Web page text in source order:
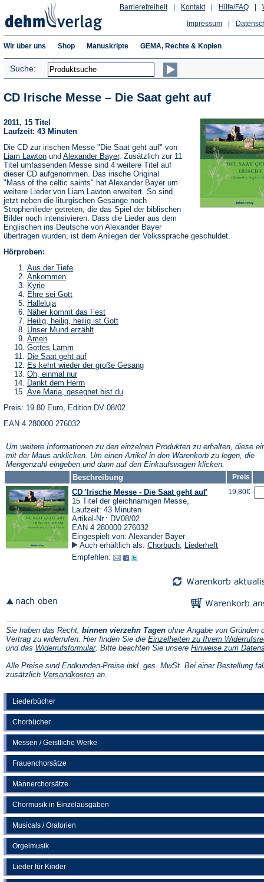
Hilfe/FAQ
Kontakt
Barrierefreiheit
Impressum
Wir über uns Shop Manuskripte GEMA, Rechte & Kopien
Suche:
Liederbücher
Chorbücher
Messen / Geistliche Werke
Frauenchorsätze
Männerchorsätze
Chormusik in Einzelausgaben
Musicals / Oratorien
Orgelmusik
Lieder für Kinder
CD Irische Messe – Die Saat geht auf
2011, 15 Titel
Laufzeit: 43 Minuten
Die CD zur irischen Messe "Die Saat geht auf" von
Liam Lawton und Alexander Bayer. Zusätzlich zur 11
Titel umfassenden Messe sind 4 weitere Titel auf
dieser CD aufgenommen. Das irische Original
"Mass of the celtic saints" hat Alexander Bayer um
weitere Lieder von Liam Lawton erweitert. So sind
jetzt neben die liturgischen Gesänge noch
Strophenlieder getreten, die das Spiel der biblischen
Bilder noch intensivieren. Dass die Lieder aus dem
Englischen ins Deutsche von Alexander Bayer
übertragen wurden, ist dem Anliegen der Volkssprache geschuldet.
Hörproben:
Aus der Tiefe
Ankommen
Kyrie
Ehre sei Gott
Halleluja
Näher kommt das Fest
Heilig, heilig, heilig ist Gott
Unser Mund erzählt
Amen
Gottes Lamm
Die Saat geht auf
Es kehrt wieder der große Gesang
Oh, einmal nur
Dankt dem Herrn
Ave Maria, gesegnet bist du
Preis: 19.80 Euro, Edition DV 08/02
EAN 4 280000 276032
Um weitere Informationen zu den einzelnen Produkten zu erhalten, diese
mit der Maus anklicken. Um einen Artikel in den Warenkorb zu legen, die
Mengenzahl eingeben und dann auf den Einkaufswagen klicken.
Beschreibung
Preis
CD 'Irische Messe - Die Saat geht auf'
15 Titel der gleichnamigen Messe,
Laufzeit: 43 Minuten
Artikel-Nr.: DV08/02
EAN 4 280000 276032
Eingespielt von: Alexander Bayer
Auch erhältlich als: Chorbuch, Liederheft
Empfehlen:
19,80€
Sie haben das Recht, binnen vierzehn Tagen ohne Angabe von Gründen
Vertrag zu widerrufen. Hier finden Sie die Einzelheiten zu Ihrem
und das Widerrufsformular(Öffnet
einem
neuen
. Bitte beachten Sie unsere Hinweise zum
Alle Preise sind Endkunden-Preise inkl. ges. MwSt. Bei einer Bestellung
zusätzlich Versandkosten(Öffnet
an.